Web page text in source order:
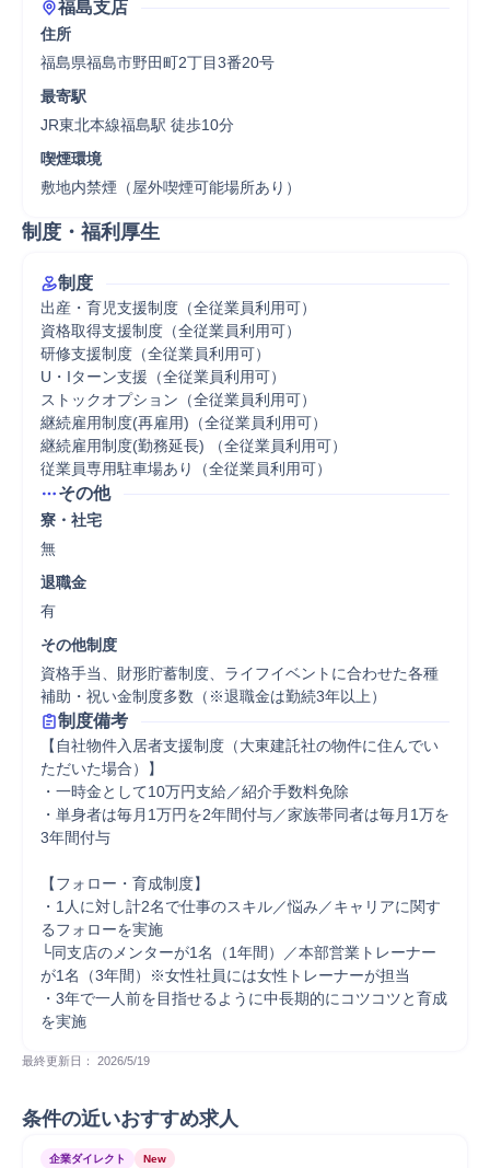
福島支店
住所
福島県福島市野田町2丁目3番20号
最寄駅
JR東北本線福島駅 徒歩10分
喫煙環境
敷地内禁煙（屋外喫煙可能場所あり）
制度・福利厚生
制度
出産・育児支援制度（全従業員利用可）
資格取得支援制度（全従業員利用可）
研修支援制度（全従業員利用可）
U・Iターン支援（全従業員利用可）
ストックオプション（全従業員利用可）
継続雇用制度(再雇用)（全従業員利用可）
継続雇用制度(勤務延長) （全従業員利用可）
従業員専用駐車場あり（全従業員利用可）
その他
寮・社宅
無
退職金
有
その他制度
資格手当、財形貯蓄制度、ライフイベントに合わせた各種
補助・祝い金制度多数（※退職金は勤続3年以上）
制度備考
【自社物件入居者支援制度（大東建託社の物件に住んでい
ただいた場合）】
・一時金として10万円支給／紹介手数料免除
・単身者は毎月1万円を2年間付与／家族帯同者は毎月1万を
3年間付与
【フォロー・育成制度】
・1人に対し計2名で仕事のスキル／悩み／キャリアに関す
るフォローを実施
└同支店のメンターが1名（1年間）／本部営業トレーナー
が1名（3年間）※女性社員には女性トレーナーが担当
・3年で一人前を目指せるように中長期的にコツコツと育成
を実施
最終更新日： 2026/5/19
条件の近いおすすめ求人
企業ダイレクト New